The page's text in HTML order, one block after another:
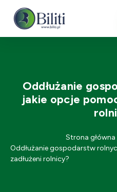
Oddłużanie
jakie opcje
Strona główna
Oddłużanie gospodarstw
zadłużeni rolnicy?